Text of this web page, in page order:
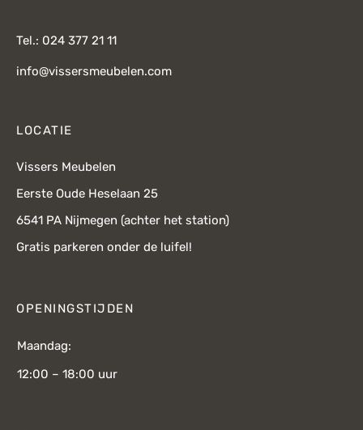
Tel.: 024 377 21 11
info@vissersmeubelen.com
LOCATIE
Vissers Meubelen
Eerste Oude Heselaan 25
6541 PA Nijmegen (achter het station)
Gratis parkeren onder de luifel!
OPENINGSTIJDEN
Maandag:
12:00 – 18:00 uur